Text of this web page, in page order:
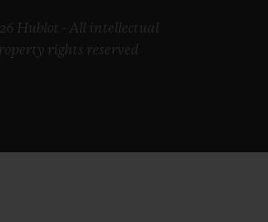
Hublot - All intellectual
rights reserved